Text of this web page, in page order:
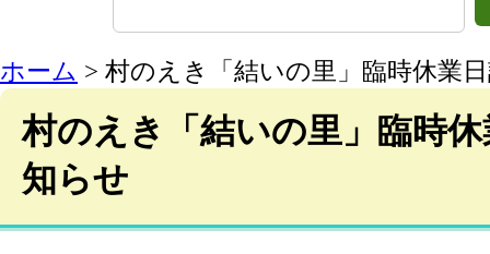
ホーム > 村のえき「結いの里」臨時休業
村のえき「結いの里」臨時
知らせ